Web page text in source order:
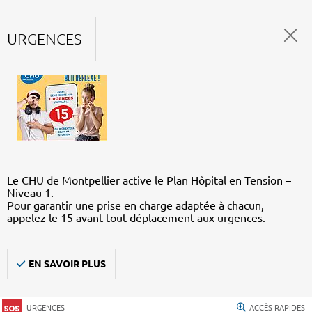
URGENCES
Le CHU de Montpellier active le Plan Hôpital en Tension –
Niveau 1.
Pour garantir une prise en charge adaptée à chacun,
appelez le 15 avant tout déplacement aux urgences.
EN SAVOIR PLUS
URGENCES ACCÈS RAPIDES